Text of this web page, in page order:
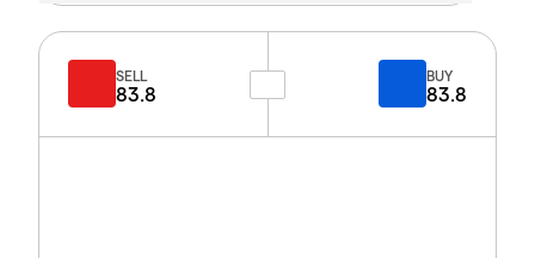
SELL
83.8
BUY
83.8